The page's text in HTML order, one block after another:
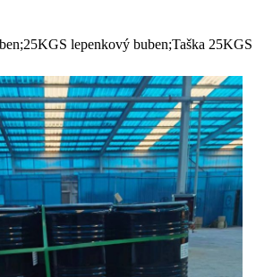
lepenkový buben;Taška 25KGS